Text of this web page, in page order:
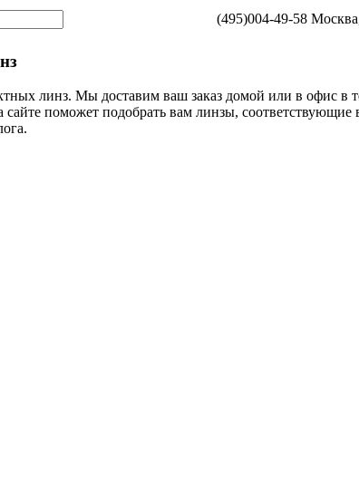
(495)004-49-58
линз. Мы доставим ваш заказ домой или в офис в
поможет подобрать вам линзы,